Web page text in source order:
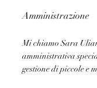
Amministrazione
Mi chiamo Sara
amministrativa
gestione di piccole e